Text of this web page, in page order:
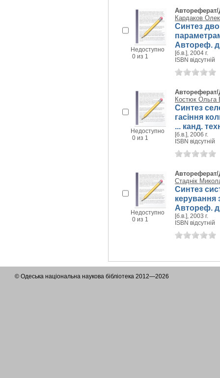
Недоступно
0 из 1
Автореферат/
Кардаков
Синтез
Автореф.
[б.в.], 2004 г.
ISBN відсутній
Недоступно
0 из 1
Автореферат/
Костюк Ольга
Синтез
гасіння
... канд.
[б.в.], 2006 г.
ISBN відсутній
Недоступно
0 из 1
Автореферат/
Стаднік
Синтез
керування
Автореф.
[б.в.], 2003 г.
ISBN відсутній
© Одеська національна наукова бібліотека 2012—2026